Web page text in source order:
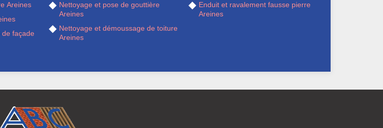
Areines
de façade
Nettoyage et pose de gouttière
Areines
Nettoyage et démoussage de toiture
Areines
Enduit et ravalement fausse pierre
Areines